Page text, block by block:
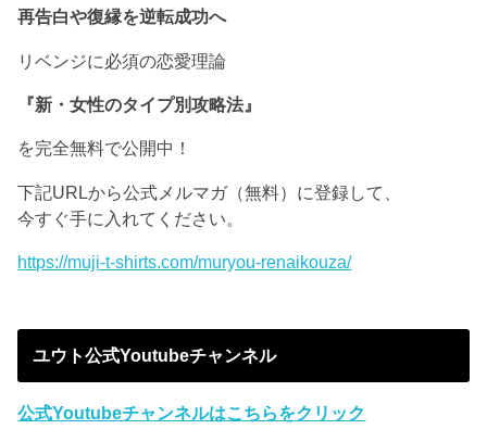
再告白や復縁を逆転成功へ
リベンジに必須の恋愛理論
『新・女性のタイプ別攻略法』
を完全無料で公開中！
下記URLから公式メルマガ（無料）に登録して、
今すぐ手に入れてください。
https://muji-t-shirts.com/muryou-renaikouza/
ユウト公式Youtubeチャンネル
公式Youtubeチャンネルはこちらをクリック